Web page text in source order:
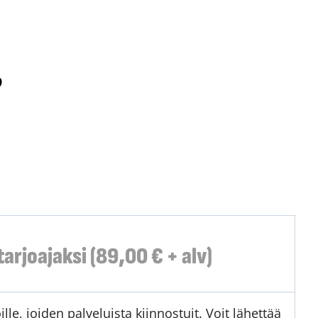
(89,00 € + alv)
joiden palveluista kiinnostuit. Voit lähettää